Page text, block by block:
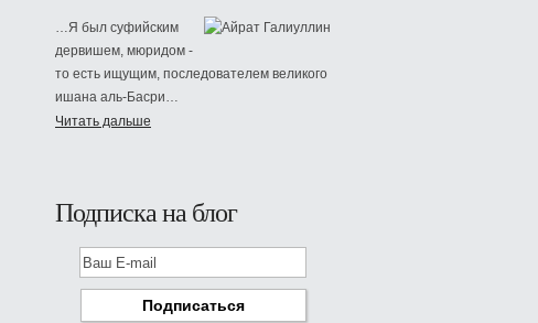
…Я был суфийским
дервишем, мюридом -
то есть ищущим, последователем великого
ишана аль-Басри…
Читать дальше
Подписка на блог